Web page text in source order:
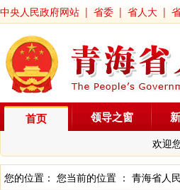
中央人民政府网站 | 省委 | 省人大 |
首页
欢迎
领导之窗
您的位置： 您当前的位置 ： 青海省人